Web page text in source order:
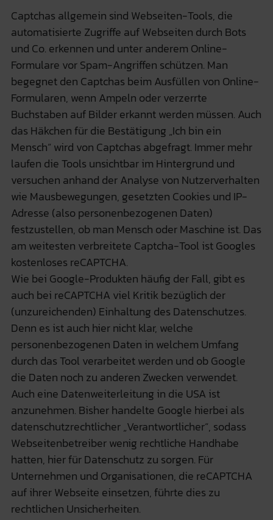
Captchas allgemein sind Webseiten-Tools, die
automatisierte Zugriffe auf Webseiten durch Bots
und Co. erkennen und unter anderem Online-
Formulare vor Spam-Angriffen schützen. Man
begegnet den Captchas beim Ausfüllen von Online-
Formularen, wenn Ampeln oder verzerrte
Buchstaben auf Bilder erkannt werden müssen. Auch
das Häkchen für die Bestätigung „Ich bin ein
Mensch“ wird von Captchas abgefragt. Immer mehr
laufen die Tools unsichtbar im Hintergrund und
versuchen anhand der Analyse von Nutzerverhalten
wie Mausbewegungen, gesetzten Cookies und IP-
Adresse (also personenbezogenen Daten)
festzustellen, ob man Mensch oder Maschine ist. Das
am weitesten verbreitete Captcha-Tool ist Googles
kostenloses reCAPTCHA.
Wie bei Google-Produkten häufig der Fall, gibt es
auch bei reCAPTCHA viel Kritik bezüglich der
(unzureichenden) Einhaltung des Datenschutzes.
Denn es ist auch hier nicht klar, welche
personenbezogenen Daten in welchem Umfang
durch das Tool verarbeitet werden und ob Google
die Daten noch zu anderen Zwecken verwendet.
Auch eine Datenweiterleitung in die USA ist
anzunehmen. Bisher handelte Google hierbei als
datenschutzrechtlicher „Verantwortlicher“, sodass
Webseitenbetreiber wenig rechtliche Handhabe
hatten, hier für Datenschutz zu sorgen. Für
Unternehmen und Organisationen, die reCAPTCHA
auf ihrer Webseite einsetzen, führte dies zu
rechtlichen Unsicherheiten.